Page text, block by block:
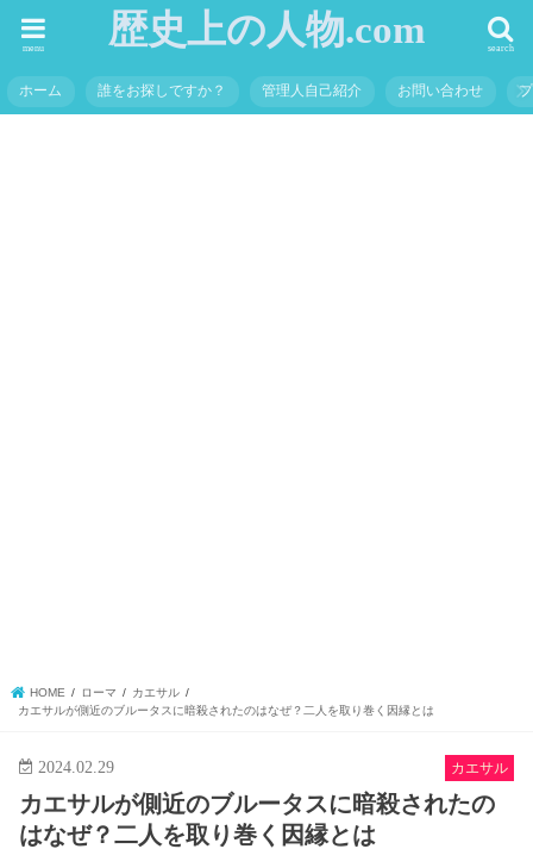
歴史上の人物.com search
menu
ホーム 誰をお探しですか？ 管理人自己紹介 お問い合わせ
HOME ローマ
カエサル
カエサルが側近のブルータスに暗殺されたのはなぜ？二人を取り巻く因縁とは
カエサル
2024.02.29
カエサルが側近のブルータスに暗殺されたの
はなぜ？二人を取り巻く因縁とは